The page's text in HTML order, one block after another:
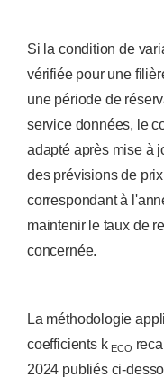
Si la condition de
vérifiée pour une
une période de
service données, le
adapté après mise à
des prévisions de
correspondant à
maintenir le taux de
concernée.
La méthodologie
coefficients k ECO
2024 publiés ci-